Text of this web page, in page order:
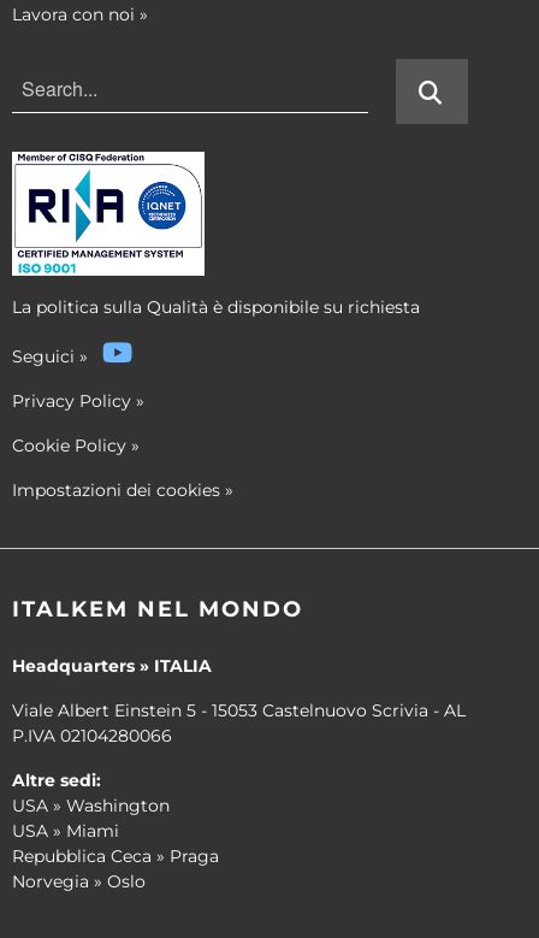
Lavora con noi »
La politica sulla Qualità è disponibile su richiesta
Seguici »
Privacy Policy »
Cookie Policy »
Impostazioni dei cookies »
ITALKEM NEL MONDO
Headquarters » ITALIA
Viale Albert Einstein 5 - 15053 Castelnuovo Scrivia - AL
P.IVA 02104280066
Altre sedi:
USA » Washington
USA » Miami
Repubblica Ceca » Praga
Norvegia » Oslo